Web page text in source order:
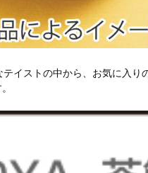
イストの中から、お気に入り